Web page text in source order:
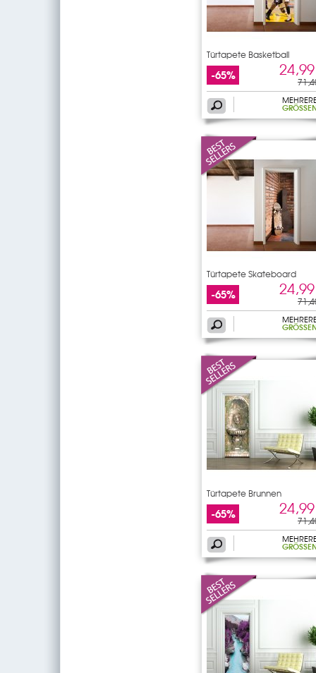
Türtapete Basketball
-65%
GRÖSSEN
Türtapete Skateboard
-65%
GRÖSSEN
Türtapete Brunnen
-65%
GRÖSSEN